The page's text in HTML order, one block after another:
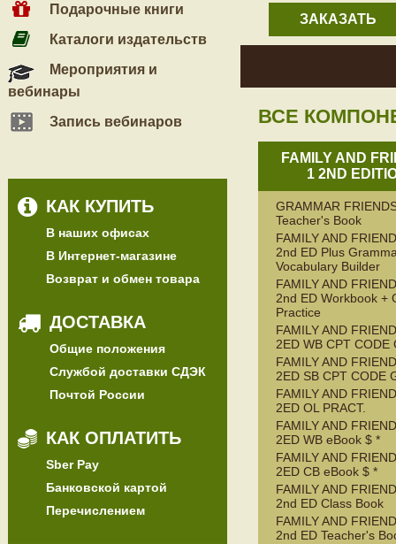
Подарочные книги
Каталоги издательств
Мероприятия и
вебинары
Запись вебинаров
КАК КУПИТЬ
В наших офисах
В Интернет-магазине
Возврат и обмен товара
ДОСТАВКА
Общие положения
Службой доставки СДЭК
Почтой России
КАК ОПЛАТИТЬ
Sber Pay
Банковской картой
Перечислением
ЗАКАЗАТЬ
ВСЕ
FAMILY AND
1 2ND
GRAMMAR
Teacher's Book
FAMILY AND
2nd ED Plus
Vocabulary Builder
FAMILY AND
2nd ED Workbook +
Practice
FAMILY AND
2ED WB CPT CODE
FAMILY AND
2ED SB CPT CODE
FAMILY AND
2ED OL PRACT.
FAMILY AND
2ED WB eBook $ *
FAMILY AND
2ED CB eBook $ *
FAMILY AND
2nd ED Class Book
FAMILY AND
2nd ED Teacher's